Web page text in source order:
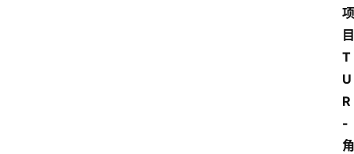
项
目
T
U
R
-
角